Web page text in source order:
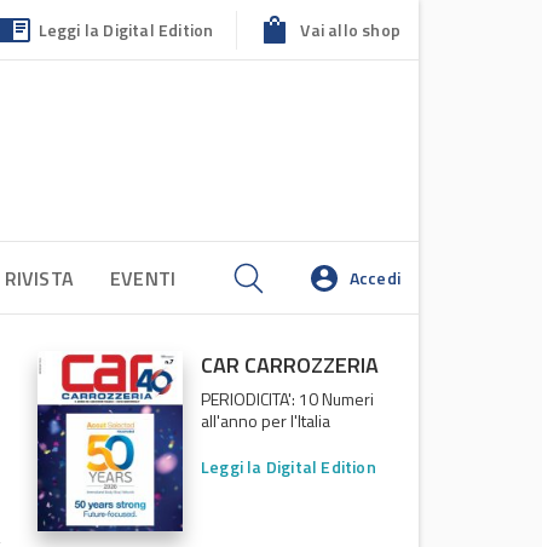
Leggi la Digital Edition Vai allo shop
EVENTI Accedi
CAR CARROZZERIA
PERIODICITA': 10 Numeri
all'anno per l'Italia
Leggi la Digital Edition